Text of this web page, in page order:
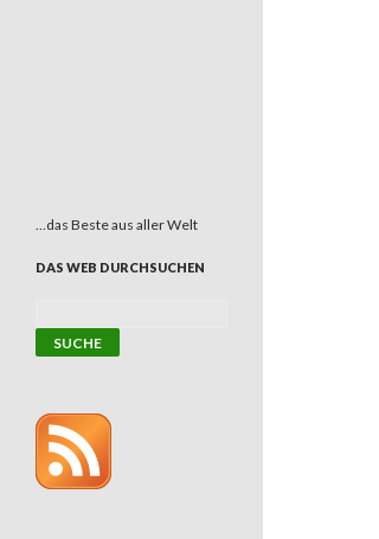
…das Beste aus aller Welt
DAS WEB DURCHSUCHEN